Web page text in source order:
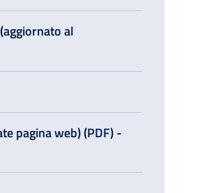
al
pagina web) (PDF) -